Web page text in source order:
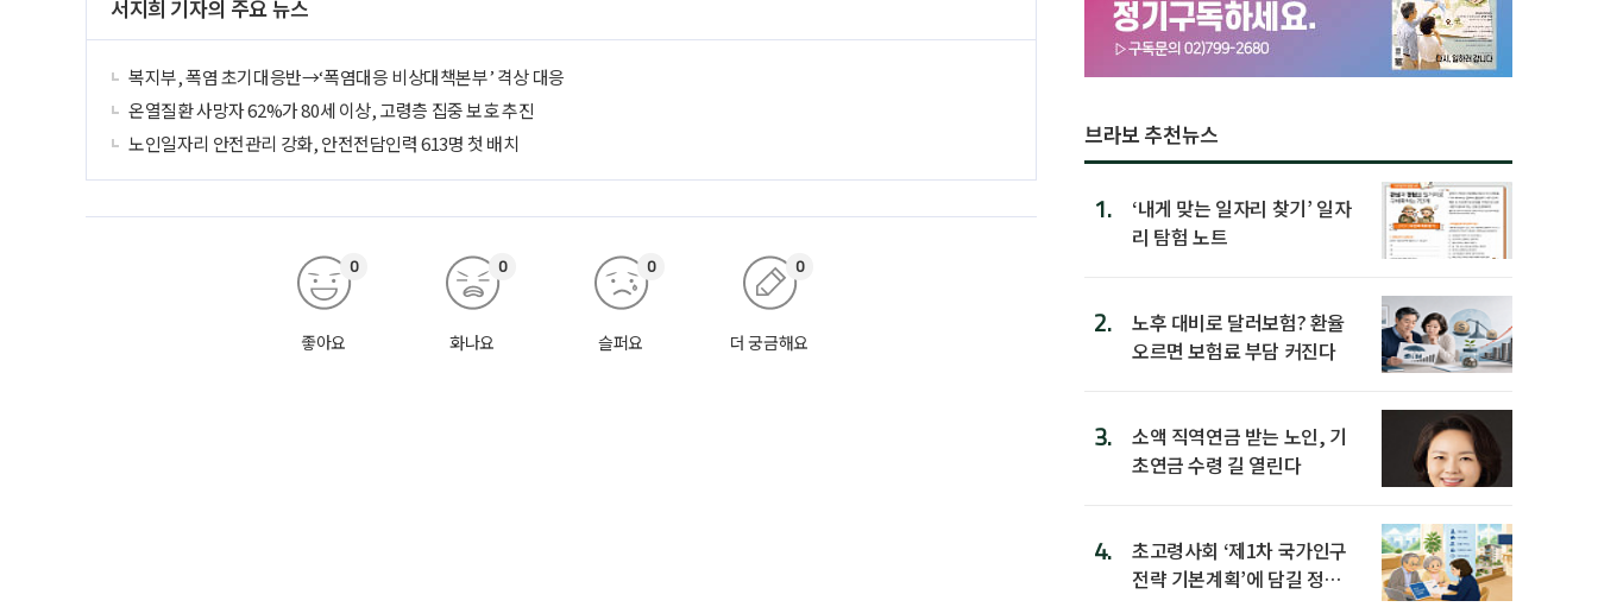
서지희 기자의 주요 뉴스
복지부, 폭염 초기대응반→‘폭염대응 비상대책본부’ 격상 대응
온열질환 사망자 62%가 80세 이상, 고령층 집중 보호 추진
노인일자리 안전관리 강화, 안전전담인력 613명 첫 배치
좋아요
0
화나요
0
슬퍼요
0
더 궁금해요
0
브라보 추천뉴스
1.
‘내게 맞는 일자리 찾기’ 일자
리 탐험 노트
2.
노후 대비로 달러보험? 환율
오르면 보험료 부담 커진다
3.
소액 직역연금 받는 노인, 기
초연금 수령 길 열린다
4.
초고령사회 ‘제1차 국가인구
전략 기본계획’에 담길 정책